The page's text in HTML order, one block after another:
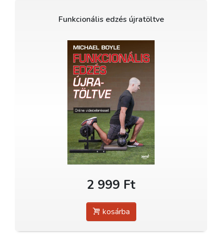
Funkcionális edzés újratöltve
2 999 Ft
kosárba